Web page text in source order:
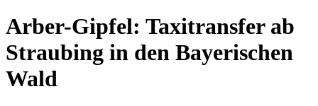
Arber-Gipfel: Taxitransfer ab
Straubing in den Bayerischen
Wald